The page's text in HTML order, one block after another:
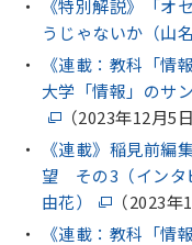
《特別解説》「オ
うじゃないか（山名
《連載：教科「情
大学「情報」のサ
（2023年12月5日
《連載》稲見前編
望 その3（インタ
由花）
（2023年
《連載：教科「情